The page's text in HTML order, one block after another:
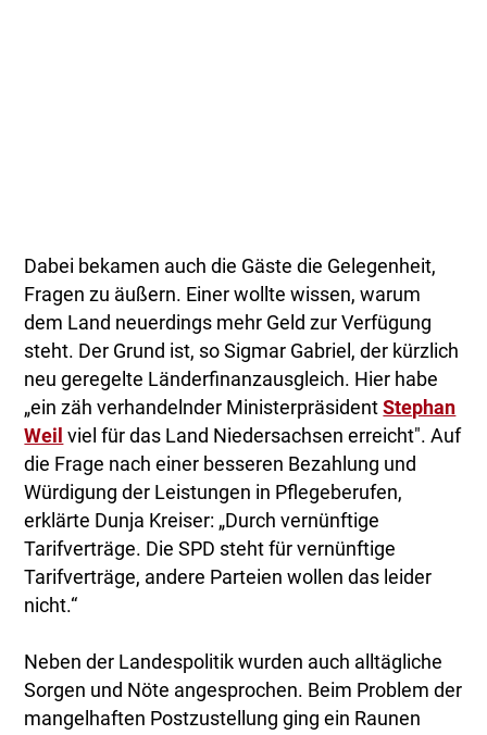
Dabei bekamen auch die Gäste die Gelegenheit,
Fragen zu äußern. Einer wollte wissen, warum
dem Land neuerdings mehr Geld zur Verfügung
steht. Der Grund ist, so Sigmar Gabriel, der kürzlich
neu geregelte Länderfinanzausgleich. Hier habe
„ein zäh verhandelnder MinisterpräsidentStephan
Weil viel für das Land Niedersachsen erreicht". Auf
die Frage nach einer besseren Bezahlung und
Würdigung der Leistungen in Pflegeberufen,
erklärte Dunja Kreiser: „Durch vernünftige
Tarifverträge. Die SPD steht für vernünftige
Tarifverträge, andere Parteien wollen das leider
nicht.“
Neben der Landespolitik wurden auch alltägliche
Sorgen und Nöte angesprochen. Beim Problem der
mangelhaften Postzustellung ging ein Raunen